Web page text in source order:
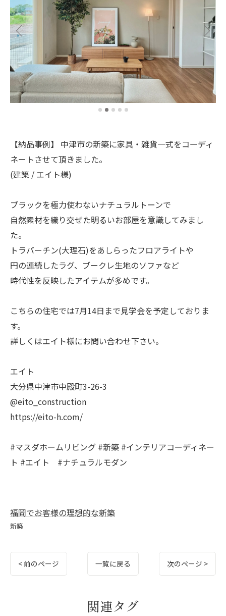
【納品事例】 中津市の新築に家具・雑貨一式をコーディ
ネートさせて頂きました。
(建築 / エイト様)
ブラックを極力使わないナチュラルトーンで
自然素材を織り交ぜた明るいお部屋を意識してみまし
た。
トラバーチン(大理石)をあしらったフロアライトや
円の連続したラグ、ブークレ生地のソファなど
時代性を反映したアイテムが多めです。
こちらの住宅では7月14日まで見学会を予定しておりま
す。
詳しくはエイト様にお問い合わせ下さい。
エイト
大分県中津市中殿町3-26-3
@eito_construction
https://eito-h.com/
#マスダホームリビング #新築 #インテリアコーディネー
ト #エイト #ナチュラルモダン
福岡でお客様の理想的な新築
新築
< 前のページ 一覧に戻る 次のページ >
関連タグ